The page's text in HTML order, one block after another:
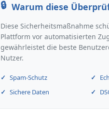
Warum diese
Diese Sicherheitsmaßnahme
Plattform vor automatisierten
gewährleistet die beste
Nutzer.
Spam-Schutz
Sichere Daten